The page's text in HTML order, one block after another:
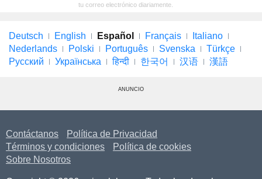
tu correo electrónico diariamente.
Deutsch English Español Français
Italiano
Nederlands
Polski Português Svenska
Türkçe
Русский
Українська हिन्दी 한국어 汉语 漢語
ANUNCIO
Contáctanos
Política de Privacidad
Términos y condiciones
Política de cookies
Sobre Nosotros